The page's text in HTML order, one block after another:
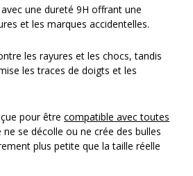
une dureté 9H offrant une
et les marques accidentelles.
les rayures et les chocs, tandis
les traces de doigts et les
pour êtrecompatible avec toutes
se décolle ou ne crée des bulles
plus petite que la taille réelle